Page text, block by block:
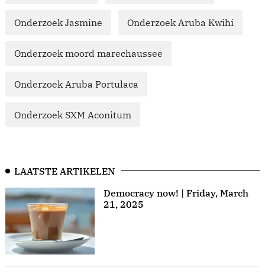
Onderzoek Jasmine Onderzoek Aruba Kwihi
Onderzoek moord marechaussee
Onderzoek Aruba Portulaca
Onderzoek SXM Aconitum
LAATSTE ARTIKELEN
Democracy now! | Friday, March
21, 2025